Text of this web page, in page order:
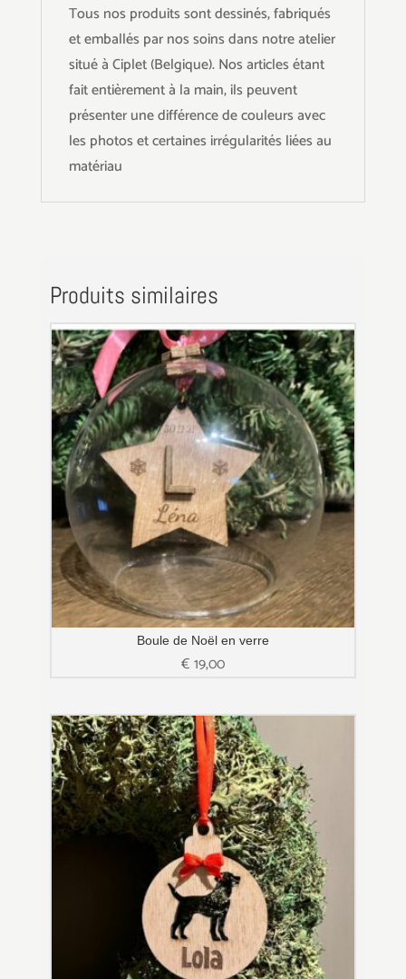
Tous nos produits sont dessinés, fabriqués
et emballés par nos soins dans notre atelier
situé à Ciplet (Belgique). Nos articles étant
fait entièrement à la main, ils peuvent
présenter une différence de couleurs avec
les photos et certaines irrégularités liées au
matériau
Produits similaires
Boule de Noël en verre
€19,00